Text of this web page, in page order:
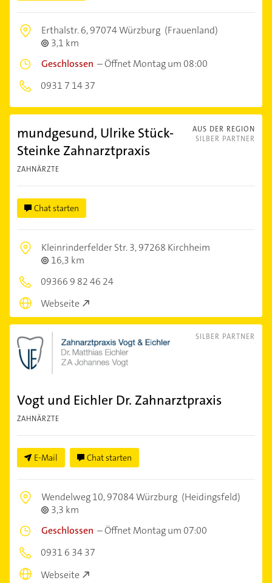
Erthalstr. 6,97074 Würzburg (Frauenland)
3,1 km
Geschlossen –Öffnet Montag um 08:00
0931 7 14 37
AUS DER REGION
SILBER PARTNER
mundgesund, Ulrike Stück-
Steinke Zahnarztpraxis
ZAHNÄRZTE
Chat starten
Kleinrinderfelder Str. 3,97268 Kirchheim
16,3 km
09366 9 82 46 24
Webseite
SILBER PARTNER
Vogt und Eichler Dr. Zahnarztpraxis
ZAHNÄRZTE
E-Mail Chat starten
Wendelweg 10,97084 Würzburg (Heidingsfeld)
3,3 km
Geschlossen –Öffnet Montag um 07:00
0931 6 34 37
Webseite